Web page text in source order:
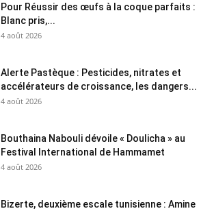
Pour Réussir des œufs à la coque parfaits :
Blanc pris,...
4 août 2026
Alerte Pastèque : Pesticides, nitrates et
accélérateurs de croissance, les dangers...
4 août 2026
Bouthaina Nabouli dévoile « Doulicha » au
Festival International de Hammamet
4 août 2026
Bizerte, deuxième escale tunisienne : Amine